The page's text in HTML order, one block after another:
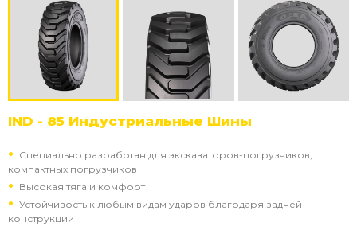
IND - 85 Индустриальные Шины
Специально разработан для экскаваторов-погрузчиков,
компактных погрузчиков
Высокая тяга и комфорт
Устойчивость к любым видам ударов благодаря задней
конструкции